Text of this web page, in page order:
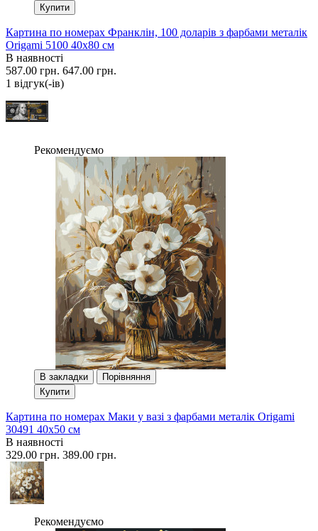
Купити
Картина по номерах Франклін, 100 доларів з фарбами металік
Origami 5100 40x80 см
В наявності
587.00 грн. 647.00 грн.
1 вiдгук(-iв)
Рекомендуємо
В закладки
Порівняння
Купити
Картина по номерах Маки у вазі з фарбами металік Origami
30491 40x50 см
В наявності
329.00 грн. 389.00 грн.
Рекомендуємо